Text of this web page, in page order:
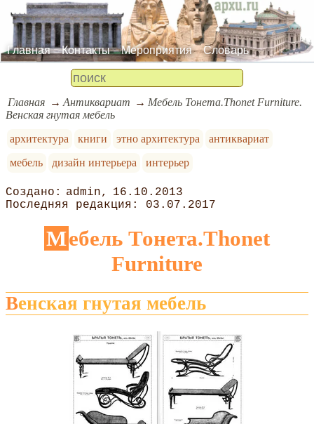
Главная Контакты Мероприятия Словарь
Главная Антиквариат
Мебель Тонета.Thonet Furniture.
Венская гнутая мебель
архитектура
книги этно архитектура
антиквариат
мебель
дизайн интерьера интерьер
admin
16.10.2013
03.07.2017
Мебель Тонета.Thonet
Furniture
Венская гнутая мебель